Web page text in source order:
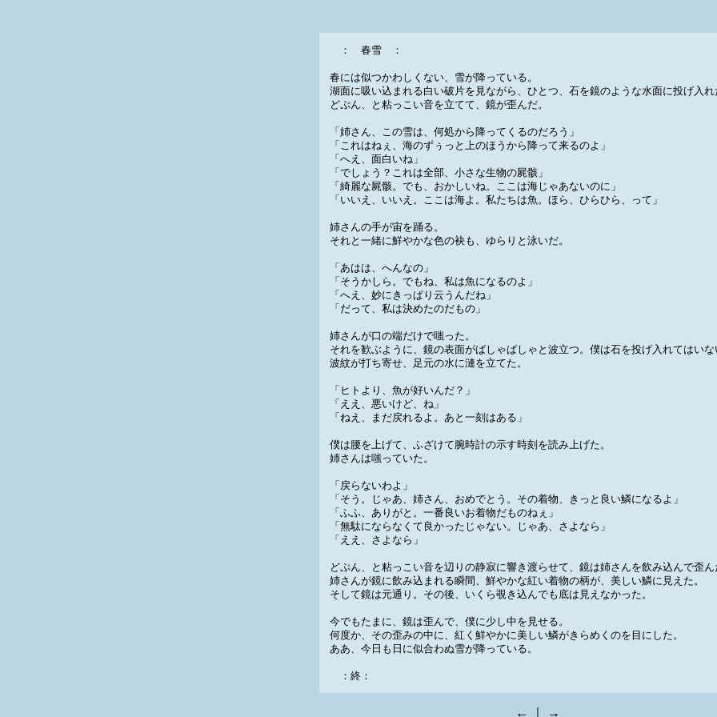
： 春雪 ：
春には似つかわしくない、雪が降っている。
湖面に吸い込まれる白い破片を見ながら、ひとつ、石を鏡のような水面に投げ入れ
どぷん、と粘っこい音を立てて、鏡が歪んだ。
「姉さん、この雪は、何処から降ってくるのだろう」
「これはねぇ、海のずぅっと上のほうから降って来るのよ」
「へえ、面白いね」
「でしょう？これは全部、小さな生物の屍骸」
「綺麗な屍骸。でも、おかしいね。ここは海じゃあないのに」
「いいえ、いいえ。ここは海よ。私たちは魚。ほら、ひらひら、って」
姉さんの手が宙を踊る。
それと一緒に鮮やかな色の袂も、ゆらりと泳いだ。
「あはは、へんなの」
「そうかしら。でもね、私は魚になるのよ」
「へえ、妙にきっぱり云うんだね」
「だって、私は決めたのだもの」
姉さんが口の端だけで嗤った。
それを歓ぶように、鏡の表面がばしゃばしゃと波立つ。僕は石を投げ入れてはいな
波紋が打ち寄せ、足元の水に漣を立てた。
「ヒトより、魚が好いんだ？」
「ええ、悪いけど、ね」
「ねえ、まだ戻れるよ。あと一刻はある」
僕は腰を上げて、ふざけて腕時計の示す時刻を読み上げた。
姉さんは嗤っていた。
「戻らないわよ」
「そう。じゃあ、姉さん、おめでとう。その着物、きっと良い鱗になるよ」
「ふふ、ありがと。一番良いお着物だものねぇ」
「無駄にならなくて良かったじゃない。じゃあ、さよなら」
「ええ、さよなら」
どぷん、と粘っこい音を辺りの静寂に響き渡らせて、鏡は姉さんを飲み込んで歪ん
姉さんが鏡に飲み込まれる瞬間、鮮やかな紅い着物の柄が、美しい鱗に見えた。
そして鏡は元通り。その後、いくら覗き込んでも底は見えなかった。
今でもたまに、鏡は歪んで、僕に少し中を見せる。
何度か、その歪みの中に、紅く鮮やかに美しい鱗がきらめくのを目にした。
ああ、今日も日に似合わぬ雪が降っている。
：終：
← →